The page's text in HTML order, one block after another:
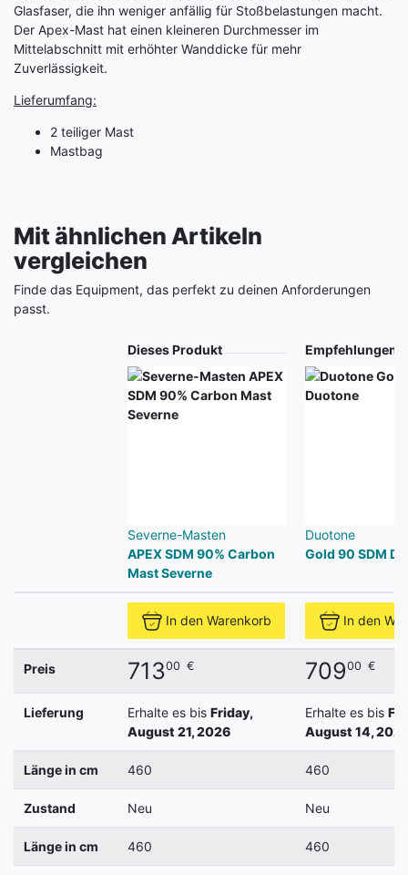
Glasfaser, die ihn weniger anfällig für Stoßbelastungen macht.
Der Apex-Mast hat einen kleineren Durchmesser im
Mittelabschnitt mit erhöhter Wanddicke für mehr
Zuverlässigkeit.
Lieferumfang:
2 teiliger Mast
Mastbag
Mit ähnlichen Artikeln
vergleichen
Finde das Equipment, das perfekt zu deinen Anforderungen
passt.
Dieses Produkt
Severne-Masten
APEX SDM 90% Carbon
Mast Severne
Empfehlungen
Duotone
Gold 90 SDM
In den Warenkorb In den
Preis 71300 € 70900 €
Lieferung Erhalte es bis Friday,
August 21, 2026
Erhalte es bis
August 14,
Länge in cm 460 460
Zustand Neu Neu
Länge in cm 460 460